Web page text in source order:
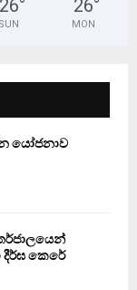
26°
SUN
26°
MON
යෝජනාව
දීර්ඝ කෙරේ